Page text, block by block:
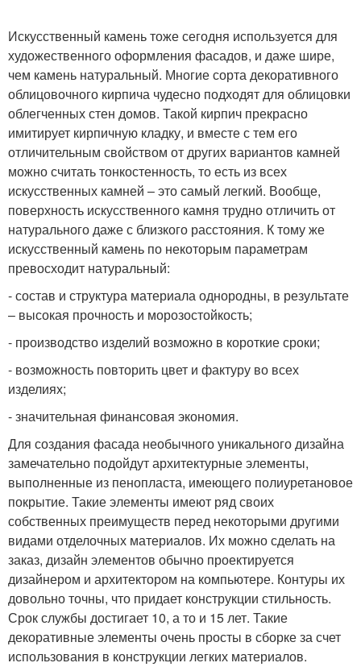
Искусственный камень тоже сегодня используется для
художественного оформления фасадов, и даже шире,
чем камень натуральный. Многие сорта декоративного
облицовочного кирпича чудесно подходят для облицовки
облегченных стен домов. Такой кирпич прекрасно
имитирует кирпичную кладку, и вместе с тем его
отличительным свойством от других вариантов камней
можно считать тонкостенность, то есть из всех
искусственных камней – это самый легкий. Вообще,
поверхность искусственного камня трудно отличить от
натурального даже с близкого расстояния. К тому же
искусственный камень по некоторым параметрам
превосходит натуральный:
- состав и структура материала однородны, в результате
– высокая прочность и морозостойкость;
- производство изделий возможно в короткие сроки;
- возможность повторить цвет и фактуру во всех
изделиях;
- значительная финансовая экономия.
Для создания фасада необычного уникального дизайна
замечательно подойдут архитектурные элементы,
выполненные из пенопласта, имеющего полиуретановое
покрытие. Такие элементы имеют ряд своих
собственных преимуществ перед некоторыми другими
видами отделочных материалов. Их можно сделать на
заказ, дизайн элементов обычно проектируется
дизайнером и архитектором на компьютере. Контуры их
довольно точны, что придает конструкции стильность.
Срок службы достигает 10, а то и 15 лет. Такие
декоративные элементы очень просты в сборке за счет
использования в конструкции легких материалов.